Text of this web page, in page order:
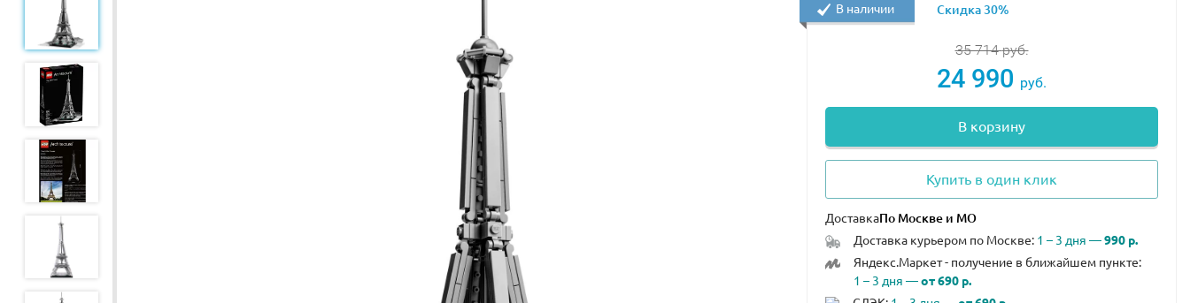
35 714руб.
24 990 руб.
В корзину
Купить в один клик
Доставка
Доставка курьером по Москве: 1 – 3 дня —990 р.
Яндекс.Маркет - получение в ближайшем пункте:
1 – 3 дня —от 690 р.
В наличии Скидка 30%